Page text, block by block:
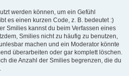
werden können, um ein Gefühl
es einen kurzen Code, z. B. bedeutet :)
Smilies kannst du beim Verfassen eines
Smilies nicht zu häufig zu benutzen,
machen und ein Moderator könnte
überarbeiten oder gar komplett löschen.
die Anzahl der Smilies begrenzen, die du